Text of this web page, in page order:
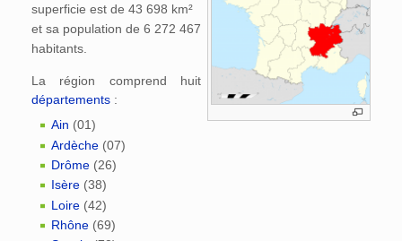
superficie est de 43 698 km²
et sa population de 6 272 467
habitants.
La région comprend huit
départements :
Ain (01)
Ardèche (07)
Drôme (26)
Isère (38)
Loire (42)
Rhône (69)